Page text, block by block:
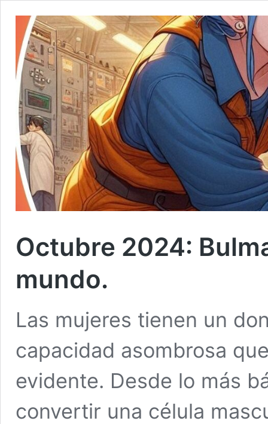
Octubre 2024:
mundo.
Las mujeres tienen un
capacidad asombrosa
evidente. Desde lo más
convertir una célula